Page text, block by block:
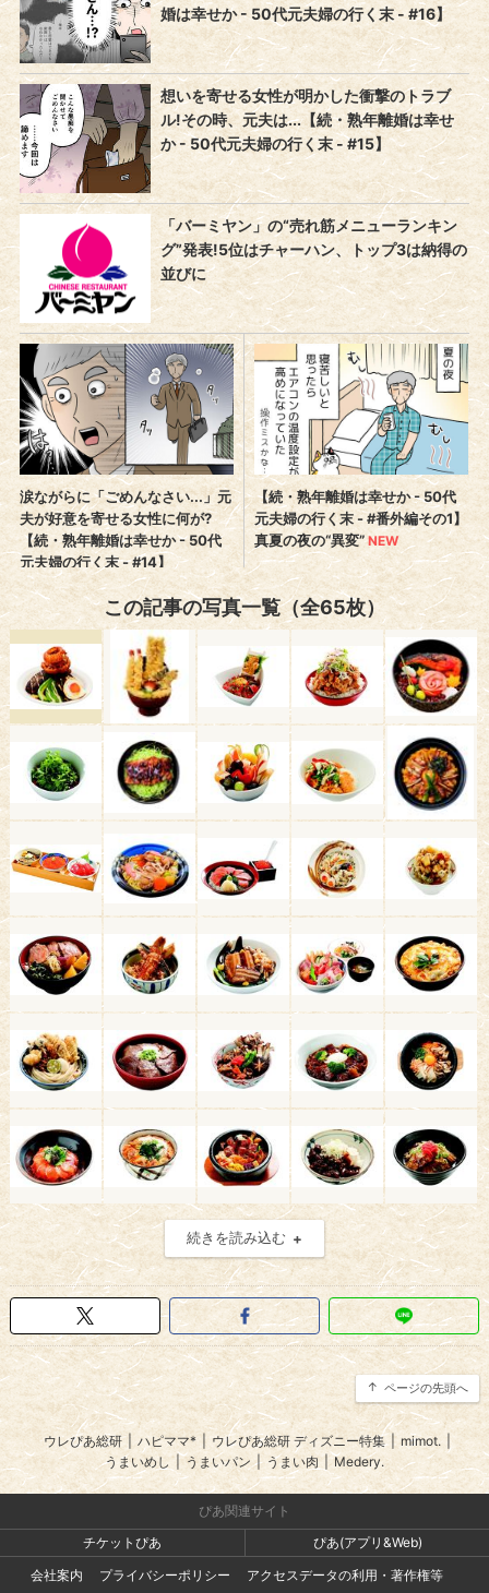
この記事の写真一覧（全65枚）
続きを読み込む
ページの先頭へ
ウレぴあ総研 ハピママ* ウレぴあ総研 ディズニー特集 mimot.
うまいめし
うまいパン | うまい肉 Medery.
ぴあ関連サイト
チケットぴあ
ぴあ(アプリ&Web)
会社案内
プライバシーポリシー
アクセスデータの利用・著作権等